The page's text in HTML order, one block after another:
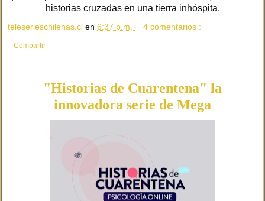
historias cruzadas en una tierra inhóspita.
teleserieschilenas.cl en 6:37 p.m. 4 comentarios :
Compartir
"Historias de Cuarentena" la
innovadora serie de Mega